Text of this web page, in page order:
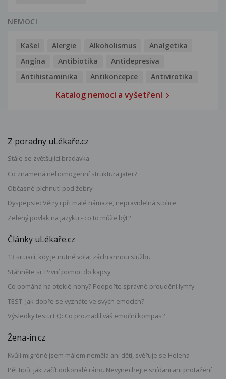
NEMOCI
Kašel Alergie Alkoholismus
Analgetika
Angína
Antibiotika
Antidepresiva
Antihistaminika
Antikoncepce Antivirotika
Katalog nemocí a vyšetření
Z poradny uLékaře.cz
Stále se zvětšující bradavka
Co znamená nehomogenní struktura jater?
Občasné píchnutí pod žebry
Dyspepsie: Větry i při malé námaze, nepravidelná stolice
Zelený povlak na jazyku - co to může být?
Články uLékaře.cz
13 situací, kdy je nutné volat záchrannou službu
Stáhněte si: První pomoc do kapsy
Co pomáhá na oteklé nohy? Podpořte správné proudění lymfy
TEST: Jak dobře se vyznáte ve svých emocích?
Výsledky testu EQ: Co prozradil váš emoční kompas?
Žena-in.cz
Kvůli migréně jsem málem neměla ani děti, svěřuje se Helena
Pět tipů, jak začít dokonalé ráno. Nevynechejte snídani ani protažení